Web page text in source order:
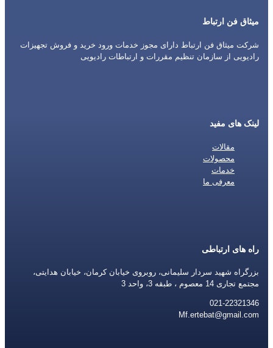
میثاق فن ارتباط
شرکت میثاق فن ارتباط دارای مجوز خدمات ورود خرید و فروش تجهیزات
رادیویی از سازمان تنظیم مقررات و ارتباطات رادیویی
لینک های مفید
مقالات
محصولات
خدمات
معرفی ما
راه های ارتباطی
بزرگراه شهید سردار سلیمانی، روبروی خیابان کرمان، خیابان هدایتی،
مجتمع تجاری 14 معصوم ، طبقه 3، واحد 3
021-22321346
Mf.ertebat@gmail.com